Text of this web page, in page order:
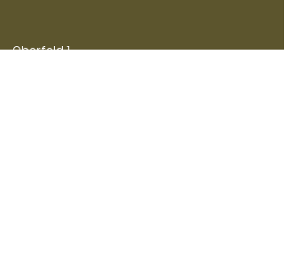
Oberfeld 1